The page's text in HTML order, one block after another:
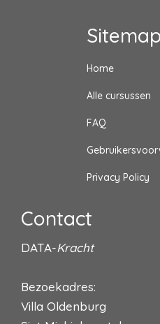
Sitemap
Home
Alle cursussen
FAQ
Privacy Policy
Contact
DATA-Kracht
Bezoekadres:
Villa Oldenburg